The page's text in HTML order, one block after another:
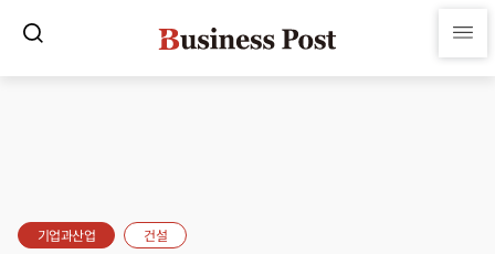
기업과산업 건설